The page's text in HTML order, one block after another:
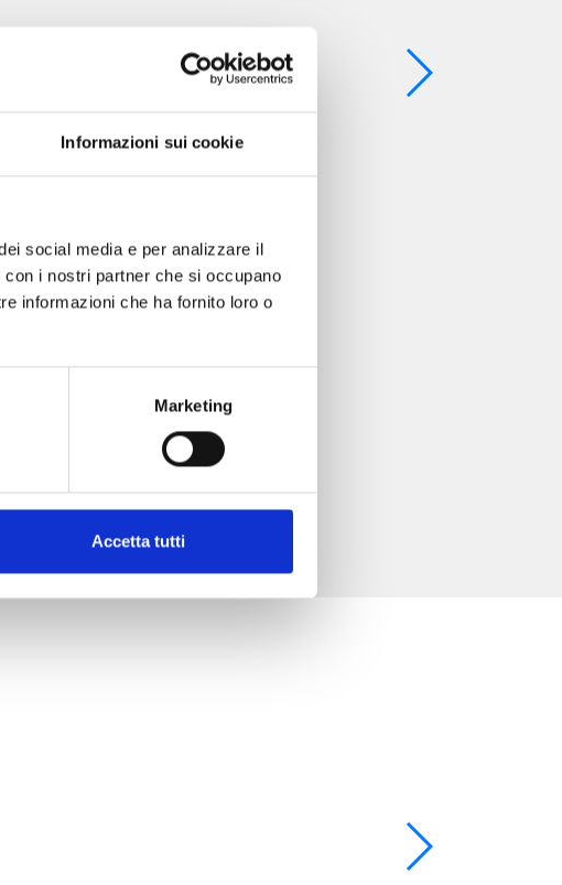
Informazioni sui cookie
social media e per analizzare il
i nostri partner che si occupano
informazioni che ha fornito loro o
Marketing
Accetta tutti